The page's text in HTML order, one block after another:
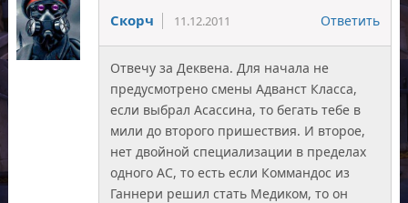
Скорч 11.12.2011 Ответить
Отвечу за Деквена. Для начала не
предусмотрено смены Адванст Класса,
если выбрал Асассина, то бегать тебе в
мили до второго пришествия. И второе,
нет двойной специализации в пределах
одного АС, то есть если Коммандос из
Ганнери решил стать Медиком, то он